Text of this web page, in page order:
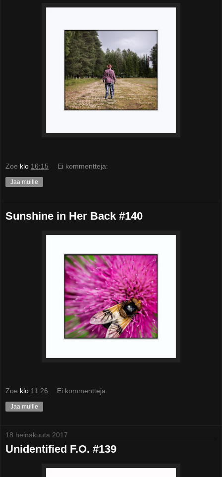
Zoe klo 16:15 Ei kommentteja:
Jaa muille
Sunshine in Her Back #140
Zoe klo 11:26 Ei kommentteja:
Jaa muille
18 heinäkuuta 2017
Unidentified F.O. #139